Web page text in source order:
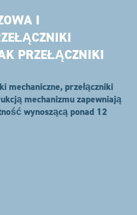
I
PRZEŁĄCZNIKI
mechaniczne, przełączniki
mechanizmu zapewniają
wynoszącą ponad 12